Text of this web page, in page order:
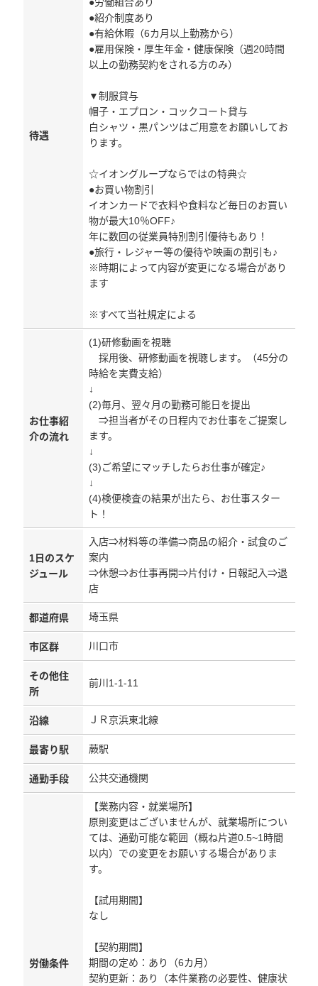
待遇
●紹介制度あり
●有給休暇（6カ月以上勤務から）
●雇用保険・厚生年金・健康保険（週20時間
以上の勤務契約をされる方のみ）
▼制服貸与
帽子・エプロン・コックコート貸与
白シャツ・黒パンツはご用意をお願いしてお
ります。
☆イオングループならではの特典☆
●お買い物割引
イオンカードで衣料や食料など毎日のお買い
物が最大10％OFF♪
年に数回の従業員特別割引優待もあり！
●旅行・レジャー等の優待や映画の割引も♪
※時期によって内容が変更になる場合があり
ます
※すべて当社規定による
お仕事紹
介の流れ
(1)研修動画を視聴
採用後、研修動画を視聴します。（45分の
時給を実費支給）
↓
(2)毎月、翌々月の勤務可能日を提出
⇒担当者がその日程内でお仕事をご提案し
ます。
↓
(3)ご希望にマッチしたらお仕事が確定♪
↓
(4)検便検査の結果が出たら、お仕事スター
ト！
1日のスケ
ジュール
入店⇒材料等の準備⇒商品の紹介・試食のご
案内
⇒休憩⇒お仕事再開⇒片付け・日報記入⇒退
店
都道府県 埼玉県
市区群 川口市
その他住
所
前川1-1-11
沿線 ＪＲ京浜東北線
最寄り駅 蕨駅
通勤手段 公共交通機関
労働条件
【業務内容・就業場所】
原則変更はございませんが、就業場所につい
ては、通勤可能な範囲（概ね片道0.5~1時間
以内）での変更をお願いする場合がありま
す。
【試用期間】
なし
【契約期間】
期間の定め：あり（6カ月）
契約更新：あり（本件業務の必要性、健康状